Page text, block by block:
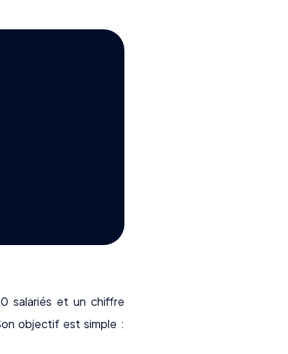
salariés et un chiffre
objectif est simple :